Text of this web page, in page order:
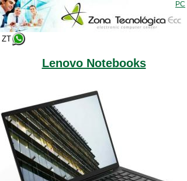
PC
ZT
Lenovo Notebooks